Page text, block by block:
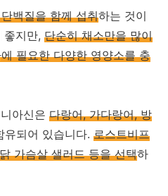
백질을 함께 섭취하는 것이
좋지만, 단순히 채소만을 많이
필요한 다양한 영양소를 충
아신은 다랑어, 가다랑어, 방
유되어 있습니다. 로스트비프
가슴살 샐러드 등을 선택하